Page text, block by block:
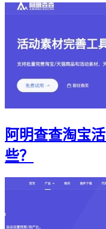
阿明查查淘宝
些？